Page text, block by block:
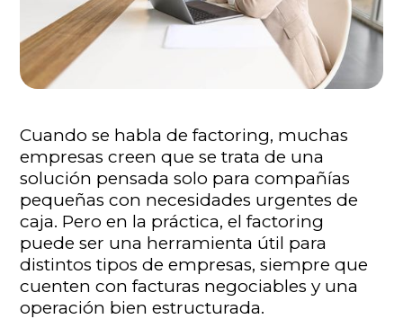
Cuando se habla de factoring, muchas
empresas creen que se trata de una
solución pensada solo para compañías
pequeñas con necesidades urgentes de
caja. Pero en la práctica, el factoring
puede ser una herramienta útil para
distintos tipos de empresas, siempre que
cuenten con facturas negociables y una
operación bien estructurada.